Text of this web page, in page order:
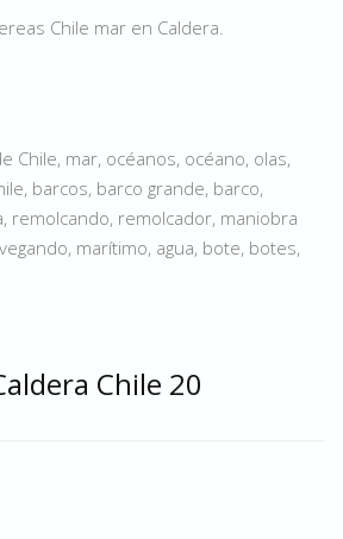
Chile mar en Caldera.
Chile, mar, océanos, océano, olas,
barcos, barco grande, barco,
remolcando, remolcador, maniobra
marítimo, agua, bote, botes,
Chile 20